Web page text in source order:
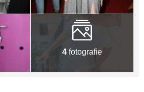
4 fotografie